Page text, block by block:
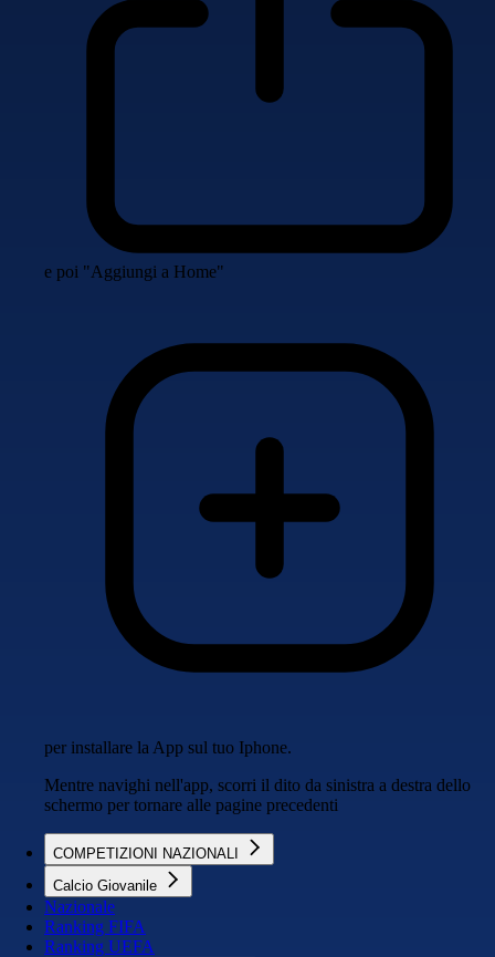
e poi "Aggiungi a Home"
per installare la App sul tuo Iphone.
Mentre navighi nell'app, scorri il dito da sinistra a destra dello
schermo per tornare alle pagine precedenti
COMPETIZIONI NAZIONALI
Calcio Giovanile
Nazionale
Ranking FIFA
Ranking UEFA